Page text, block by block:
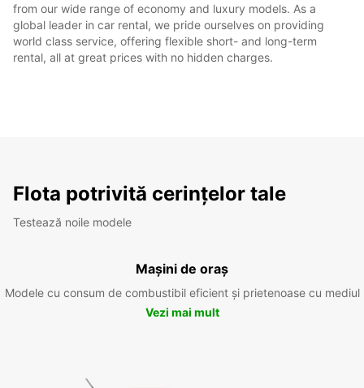
from our wide range of economy and luxury models. As a
global leader in car rental, we pride ourselves on providing
world class service, offering flexible short- and long-term
rental, all at great prices with no hidden charges.
Flota potrivită cerințelor tale
Testează noile modele
Mașini de oraș
Modele cu consum de combustibil eficient și prietenoase cu mediul
Vezi mai mult